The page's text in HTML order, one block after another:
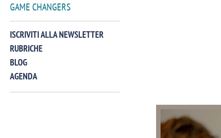
GAME CHANGERS
ISCRIVITI ALLA NEWSLETTER
RUBRICHE
BLOG
AGENDA